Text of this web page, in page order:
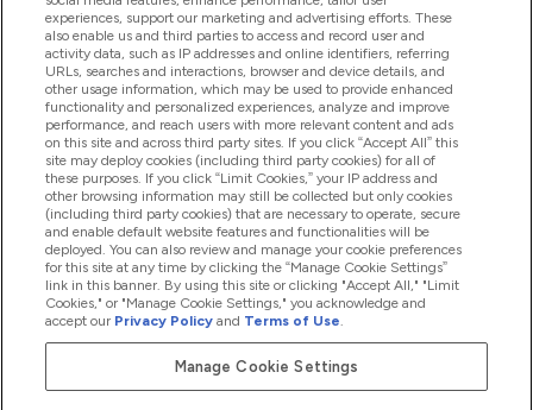
商品について
会社概要
特典＆ポイント
2026 The Hut.com Ltd
experiences, support our marketing and advertising efforts. These
also enable us and third parties to access and record user and
activity data, such as IP addresses and online identifiers, referring
URLs, searches and interactions, browser and device details, and
other usage information, which may be used to provide enhanced
functionality and personalized experiences, analyze and improve
performance, and reach users with more relevant content and ads
on this site and across third party sites. If you click “Accept All” this
site may deploy cookies (including third party cookies) for all of
these purposes. If you click “Limit Cookies,” your IP address and
other browsing information may still be collected but only cookies
(including third party cookies) that are necessary to operate, secure
and enable default website features and functionalities will be
deployed. You can also review and manage your cookie preferences
for this site at any time by clicking the “Manage Cookie Settings”
link in this banner. By using this site or clicking "Accept All," "Limit
Cookies," or "Manage Cookie Settings," you acknowledge and
accept our Privacy Policy and Terms of Use.
Manage Cookie Settings